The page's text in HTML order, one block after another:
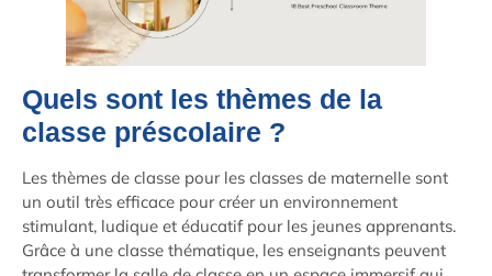
Quels sont les thèmes de la
classe préscolaire ?
Les thèmes de classe pour les classes de maternelle sont
un outil très efficace pour créer un environnement
stimulant, ludique et éducatif pour les jeunes apprenants.
Grâce à une classe thématique, les enseignants peuvent